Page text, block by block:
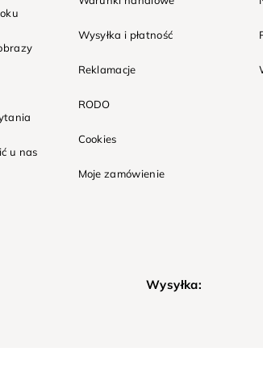
u nas
Wysyłka i płatność
Reklamacje
RODO
Cookies
Moje zamówienie
Wysyłka: